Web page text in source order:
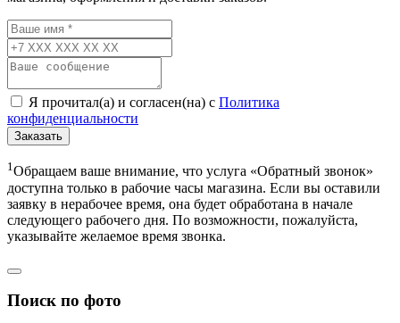
Я прочитал(а) и согласен(на) с Политика
конфиденциальности
Заказать
1Обращаем ваше внимание, что услуга «Обратный звонок»
доступна только в рабочие часы магазина. Если вы оставили
заявку в нерабочее время, она будет обработана в начале
следующего рабочего дня. По возможности, пожалуйста,
указывайте желаемое время звонка.
Поиск по фото